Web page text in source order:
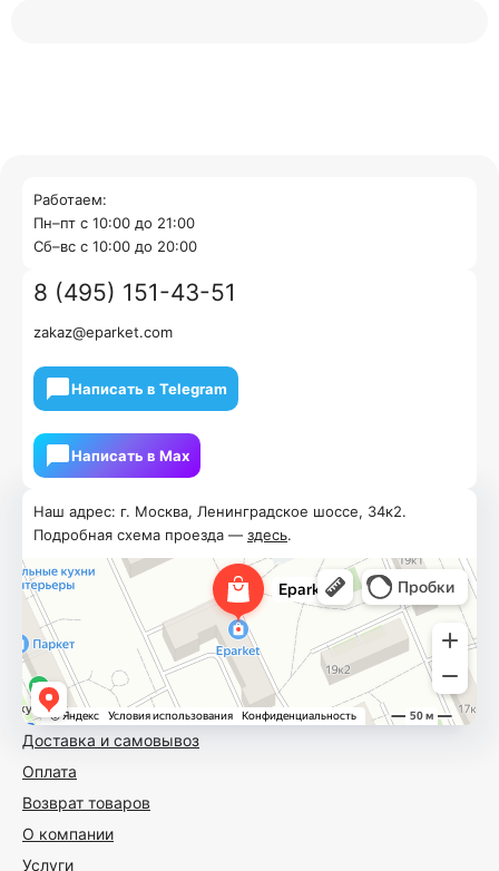
Доставка и самовывоз
Оплата
Возврат товаров
О компании
Услуги
Наш адрес: г. Москва, Ленинградское шоссе, 34к2.
Подробная схема проезда — здесь.
Работаем:
Пн–пт с 10:00 до 21:00
Cб–вс с 10:00 до 20:00
8 (495) 151-43-51
zakaz@eparket.com
Написать в Telegram
Написать в Мах